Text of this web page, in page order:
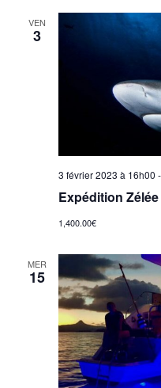
VEN
3
3 février 2023 à 16h00 -
Expédition
1,400.00€
MER
15